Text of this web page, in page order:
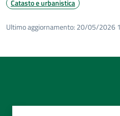
Catasto e urbanistica
Ultimo aggiornamento: 20/05/2026